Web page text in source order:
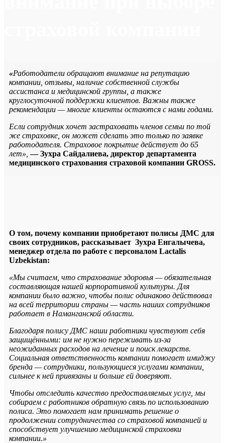
«Работодатели обращают внимание на репутацию
компании, отзывы, наличие собственной службы
ассистанса и медицинской группы, а также
круглосуточной поддержки клиентов. Важны также
рекомендации — многие клиенты остаются с нами годами.
Если сотрудник хочет застраховать членов семьи по той
же страховке, он может сделать это только по заявке
работодателя. Страховое покрытие действует до 65
лет», — Зухра Сайдалиева, директор департамента
медицинского страхования страховой компании GROSS.
О том, почему компании приобретают полисы ДМС для
своих сотрудников, рассказывает Зухра Енгалычева,
менеджер отдела по работе с персоналом Lactalis
Uzbekistan:
«Мы считаем, что страхование здоровья — обязательная
составляющая нашей корпоративной культуры. Для
компании было важно, чтобы полис одинаково действовал
на всей территории страны — часть наших сотрудников
работает в Наманганской области.
Благодаря полису ДМС наши работники чувствуют себя
защищёнными: им не нужно переживать из-за
неожиданных расходов на лечение и поиск лекарств.
Социальная ответственность компании помогает имиджу
бренда — сотрудники, пользующиеся услугами компании,
сильнее к ней привязаны и больше ей доверяют.
Чтобы отследить качество предоставляемых услуг, мы
собираем с работников обратную связь по использованию
полиса. Это помогает нам принимать решение о
продолжении сотрудничества со страховой компанией и
способствует улучшению медицинской страховки
компании.»